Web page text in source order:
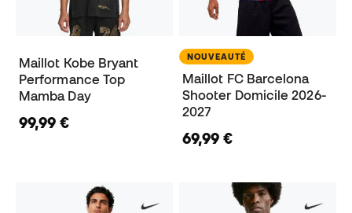
Maillot Kobe Bryant
Performance Top
Mamba Day
99,99 €
NOUVEAUTÉ
Maillot FC Barcelona
Shooter Domicile 2026-
2027
69,99 €